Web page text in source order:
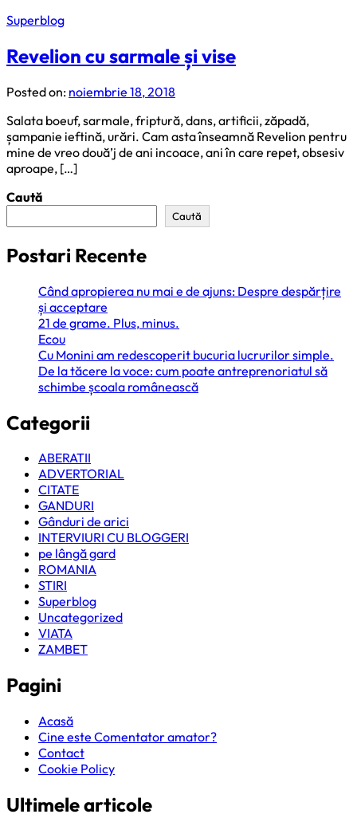
Superblog
Revelion cu sarmale și vise
Posted on: noiembrie 18, 2018
Salata boeuf, sarmale, friptură, dans, artificii, zăpadă,
șampanie ieftină, urări. Cam asta înseamnă Revelion pentru
mine de vreo două’j de ani incoace, ani în care repet, obsesiv
aproape, […]
Caută
Caută
Postari Recente
Când apropierea nu mai e de ajuns: Despre despărțire
și acceptare
21 de grame. Plus, minus.
Ecou
Cu Monini am redescoperit bucuria lucrurilor simple.
De la tăcere la voce: cum poate antreprenoriatul să
schimbe școala românească
Categorii
ABERATII
ADVERTORIAL
CITATE
GANDURI
Gânduri de arici
INTERVIURI CU BLOGGERI
pe lângă gard
ROMANIA
STIRI
Superblog
Uncategorized
VIATA
ZAMBET
Pagini
Acasă
Cine este Comentator amator?
Contact
Cookie Policy
Ultimele articole